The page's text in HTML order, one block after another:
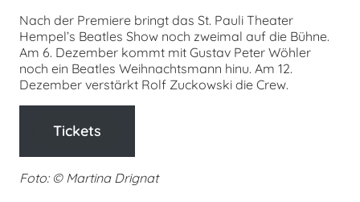
Nach der Premiere bringt das St. Pauli Theater
Hempel’s Beatles Show noch zweimal auf die Bühne.
Am 6. Dezember kommt mit Gustav Peter Wöhler
noch ein Beatles Weihnachtsmann hinu. Am 12.
Dezember verstärkt Rolf Zuckowski die Crew.
Tickets
Foto: © Martina Drignat